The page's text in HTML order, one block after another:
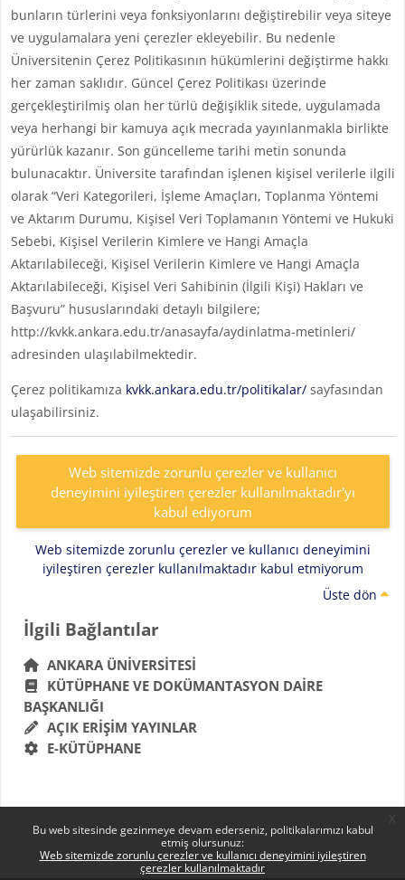
Bu web sitesinde gezinmeye devam ederseniz, politikalarımızı kabul
etmiş olursunuz:
Web sitemizde zorunlu çerezler ve kullanıcı deneyimini iyileştiren
çerezler kullanılmaktadır
bunların türlerini veya fonksiyonlarını değiştirebilir veya siteye
ve uygulamalara yeni çerezler ekleyebilir. Bu nedenle
Üniversitenin Çerez Politikasının hükümlerini değiştirme hakkı
her zaman saklıdır. Güncel Çerez Politikası üzerinde
gerçekleştirilmiş olan her türlü değişiklik sitede, uygulamada
veya herhangi bir kamuya açık mecrada yayınlanmakla birlikte
yürürlük kazanır. Son güncelleme tarihi metin sonunda
bulunacaktır. Üniversite tarafından işlenen kişisel verilerle ilgili
olarak “Veri Kategorileri, İşleme Amaçları, Toplanma Yöntemi
ve Aktarım Durumu, Kişisel Veri Toplamanın Yöntemi ve Hukuki
Sebebi, Kişisel Verilerin Kimlere ve Hangi Amaçla
Aktarılabileceği, Kişisel Verilerin Kimlere ve Hangi Amaçla
Aktarılabileceği, Kişisel Veri Sahibinin (İlgili Kişi) Hakları ve
Başvuru” hususlarındaki detaylı bilgilere;
http://kvkk.ankara.edu.tr/anasayfa/aydinlatma-metinleri/
adresinden ulaşılabilmektedir.
Çerez politikamıza kvkk.ankara.edu.tr/politikalar/sayfasından
ulaşabilirsiniz.
Web sitemizde zorunlu çerezler ve kullanıcı
deneyimini iyileştiren çerezler kullanılmaktadır'yı
kabul ediyorum
Web sitemizde zorunlu çerezler ve kullanıcı deneyimini
iyileştiren çerezler kullanılmaktadır kabul etmiyorum
Üste dön
Bloklar
İlgili Bağlantılar 'yı atla
İlgili Bağlantılar
ANKARA ÜNIVERSITESI
KÜTÜPHANE VE DOKÜMANTASYON DAIRE
BAŞKANLIĞI
AÇIK ERIŞIM YAYINLAR
E-KÜTÜPHANE